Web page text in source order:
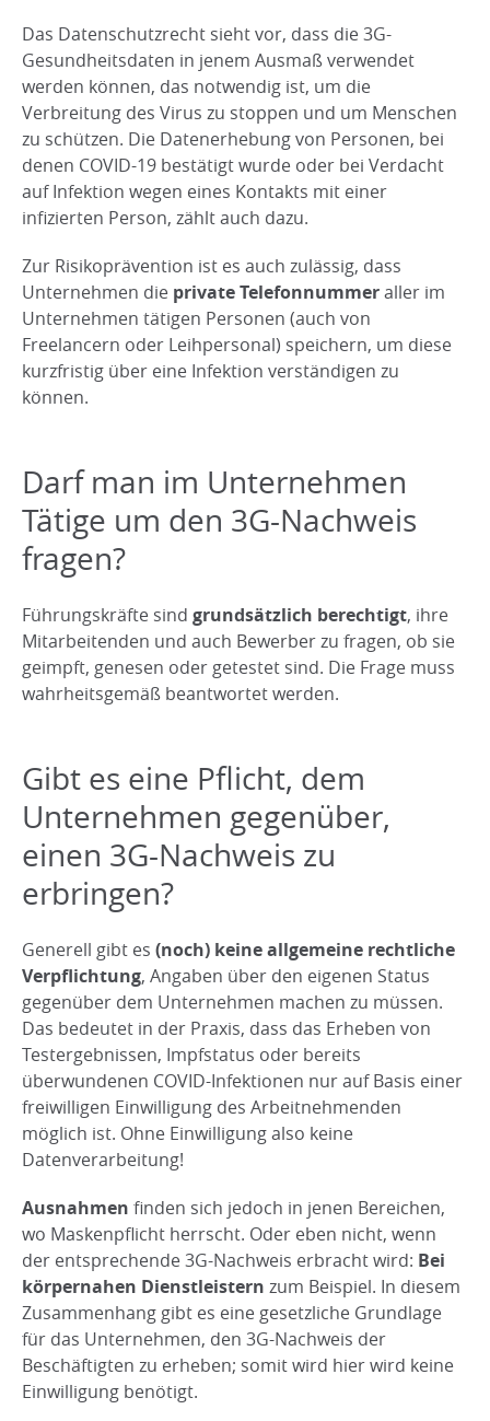
Das Datenschutzrecht sieht vor, dass die 3G-
Gesundheitsdaten in jenem Ausmaß verwendet
werden können, das notwendig ist, um die
Verbreitung des Virus zu stoppen und um Menschen
zu schützen. Die Datenerhebung von Personen, bei
denen COVID-19 bestätigt wurde oder bei Verdacht
auf Infektion wegen eines Kontakts mit einer
infizierten Person, zählt auch dazu.
Zur Risikoprävention ist es auch zulässig, dass
Unternehmen die private Telefonnummeraller im
Unternehmen tätigen Personen (auch von
Freelancern oder Leihpersonal) speichern, um diese
kurzfristig über eine Infektion verständigen zu
können.
Darf man im Unternehmen
Tätige um den 3G-Nachweis
fragen?
Führungskräfte sind grundsätzlich berechtigt, ihre
Mitarbeitenden und auch Bewerber zu fragen, ob sie
geimpft, genesen oder getestet sind. Die Frage muss
wahrheitsgemäß beantwortet werden.
Gibt es eine Pflicht, dem
Unternehmen gegenüber,
einen 3G-Nachweis zu
erbringen?
Generell gibt es (noch) keine allgemeine rechtliche
Verpflichtung, Angaben über den eigenen Status
gegenüber dem Unternehmen machen zu müssen.
Das bedeutet in der Praxis, dass das Erheben von
Testergebnissen, Impfstatus oder bereits
überwundenen COVID-Infektionen nur auf Basis einer
freiwilligen Einwilligung des Arbeitnehmenden
möglich ist. Ohne Einwilligung also keine
Datenverarbeitung!
Ausnahmen finden sich jedoch in jenen Bereichen,
wo Maskenpflicht herrscht. Oder eben nicht, wenn
der entsprechende 3G-Nachweis erbracht wird: Bei
körpernahen Dienstleistern zum Beispiel. In diesem
Zusammenhang gibt es eine gesetzliche Grundlage
für das Unternehmen, den 3G-Nachweis der
Beschäftigten zu erheben; somit wird hier wird keine
Einwilligung benötigt.